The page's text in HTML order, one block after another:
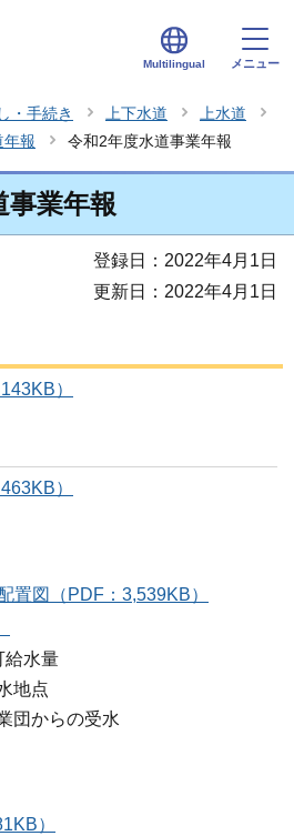
Multilingual メニュー
・手続き 上下水道
上水道
年報 令和2年度水道事業年報
事業年報
登録日：2022年4月1日
更新日：2022年4月1日
）
）
置図（PDF：3,539KB）
給水量
地点
団からの受水
）